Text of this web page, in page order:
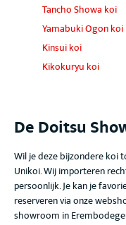
Tancho Showa koi
Yamabuki Ogon koi
Kinsui koi
Kikokuryu koi
De Doitsu
Wil je deze bijzondere koi
Unikoi. Wij importeren
persoonlijk. Je kan je
reserveren via onze
showroom in